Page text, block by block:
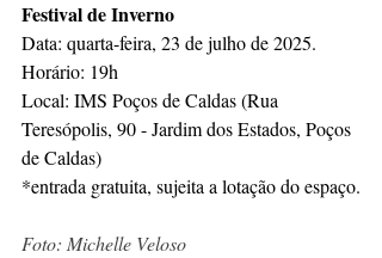
Festival de Inverno
Data: quarta-feira, 23 de julho de 2025.
Horário: 19h
Local: IMS Poços de Caldas (Rua
Teresópolis, 90 - Jardim dos Estados, Poços
de Caldas)
*entrada gratuita, sujeita a lotação do espaço.
Foto: Michelle Veloso